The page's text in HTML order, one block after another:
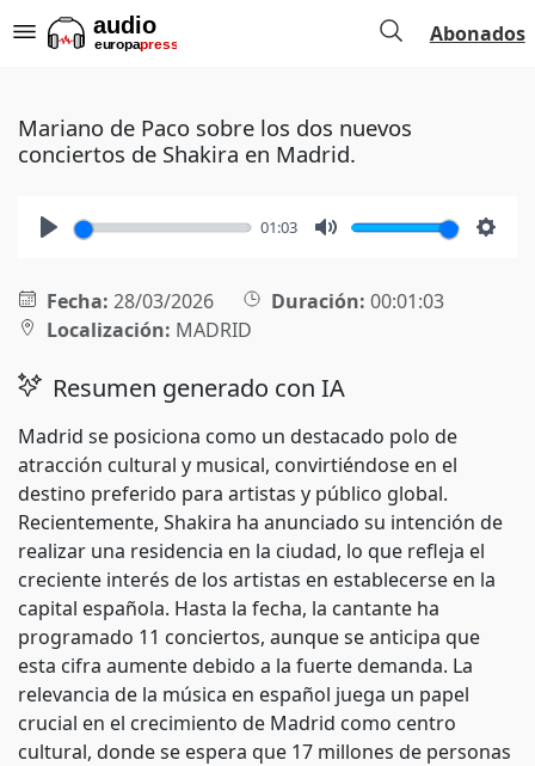
Abonados
Mariano de Paco sobre los dos nuevos
conciertos de Shakira en Madrid.
01:03
Fecha: 28/03/2026 Duración: 00:01:03
Localización: MADRID
Resumen generado con IA
Madrid se posiciona como un destacado polo de
atracción cultural y musical, convirtiéndose en el
destino preferido para artistas y público global.
Recientemente, Shakira ha anunciado su intención de
realizar una residencia en la ciudad, lo que refleja el
creciente interés de los artistas en establecerse en la
capital española. Hasta la fecha, la cantante ha
programado 11 conciertos, aunque se anticipa que
esta cifra aumente debido a la fuerte demanda. La
relevancia de la música en español juega un papel
crucial en el crecimiento de Madrid como centro
cultural, donde se espera que 17 millones de personas